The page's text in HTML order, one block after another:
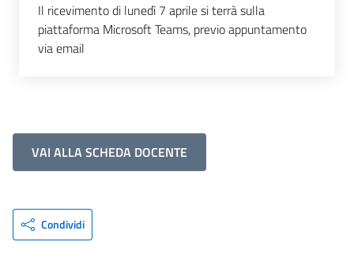
Il ricevimento di lunedì 7 aprile si terrà sulla
piattaforma Microsoft Teams, previo appuntamento
via email
VAI ALLA SCHEDA DOCENTE
Condividi